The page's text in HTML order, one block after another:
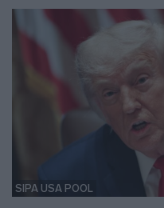
SIPA USA POOL